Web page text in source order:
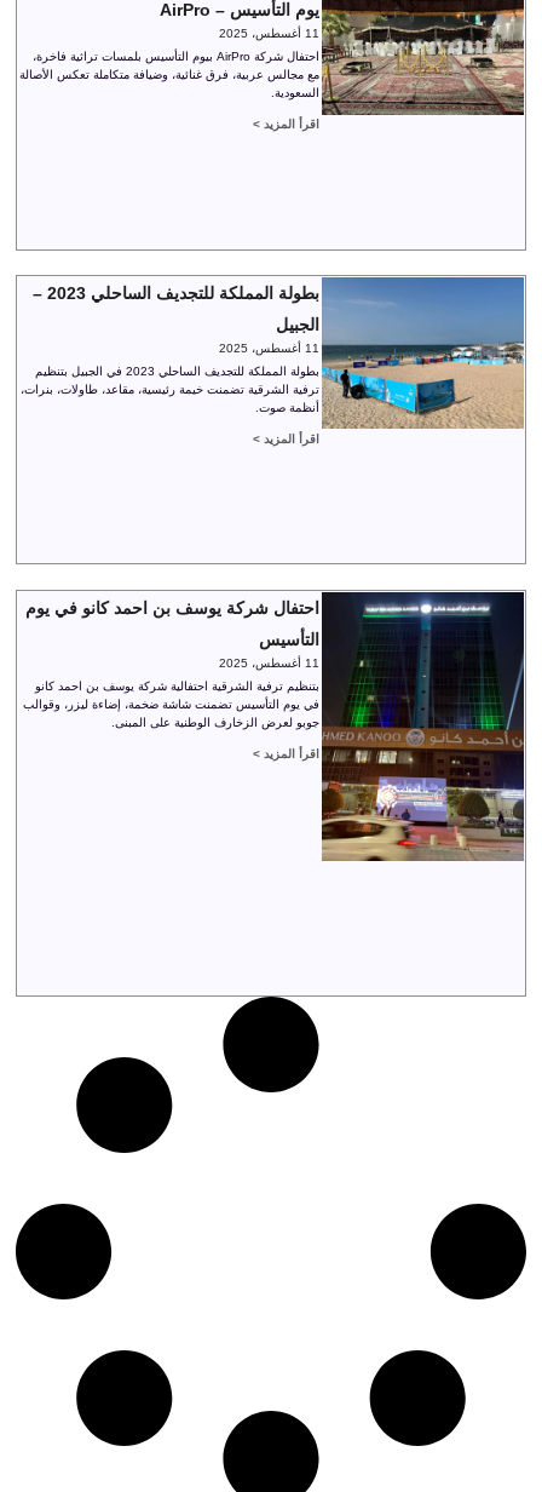
يوم التأسيس – AirPro
11 أغسطس، 2025
احتفال شركة AirPro بيوم التأسيس بلمسات تراثية فاخرة،
مع مجالس عربية، فرق غنائية، وضيافة متكاملة تعكس الأصالة
السعودية.
اقرأ المزيد >
بطولة المملكة للتجديف الساحلي 2023 –
الجبيل
11 أغسطس، 2025
بطولة المملكة للتجديف الساحلي 2023 في الجبيل بتنظيم
ترفية الشرقية تضمنت خيمة رئيسية، مقاعد، طاولات، بنرات،
أنظمة صوت.
اقرأ المزيد >
احتفال شركة يوسف بن احمد كانو في يوم
التأسيس
11 أغسطس، 2025
بتنظيم ترفية الشرقية احتفالية شركة يوسف بن احمد كانو
في يوم التأسيس تضمنت شاشة ضخمة، إضاءة ليزر، وقوالب
جوبو لعرض الزخارف الوطنية على المبنى.
اقرأ المزيد >